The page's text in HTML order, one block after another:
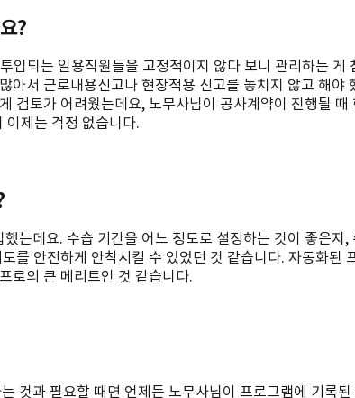
?
입되는 일용직원들을 고정적이지 않다 보니 관리하는 게
서 근로내용신고나 현장적용 신고를 놓치지 않고 해야
검토가 어려웠는데요, 노무사님이 공사계약이 진행될 때
이제는 걱정 없습니다.
는데요. 수습 기간을 어느 정도로 설정하는 것이 좋은지,
를 안전하게 안착시킬 수 있었던 것 같습니다. 자동화된
로의 큰 메리트인 것 같습니다.
것과 필요할 때면 언제든 노무사님이 프로그램에 기록